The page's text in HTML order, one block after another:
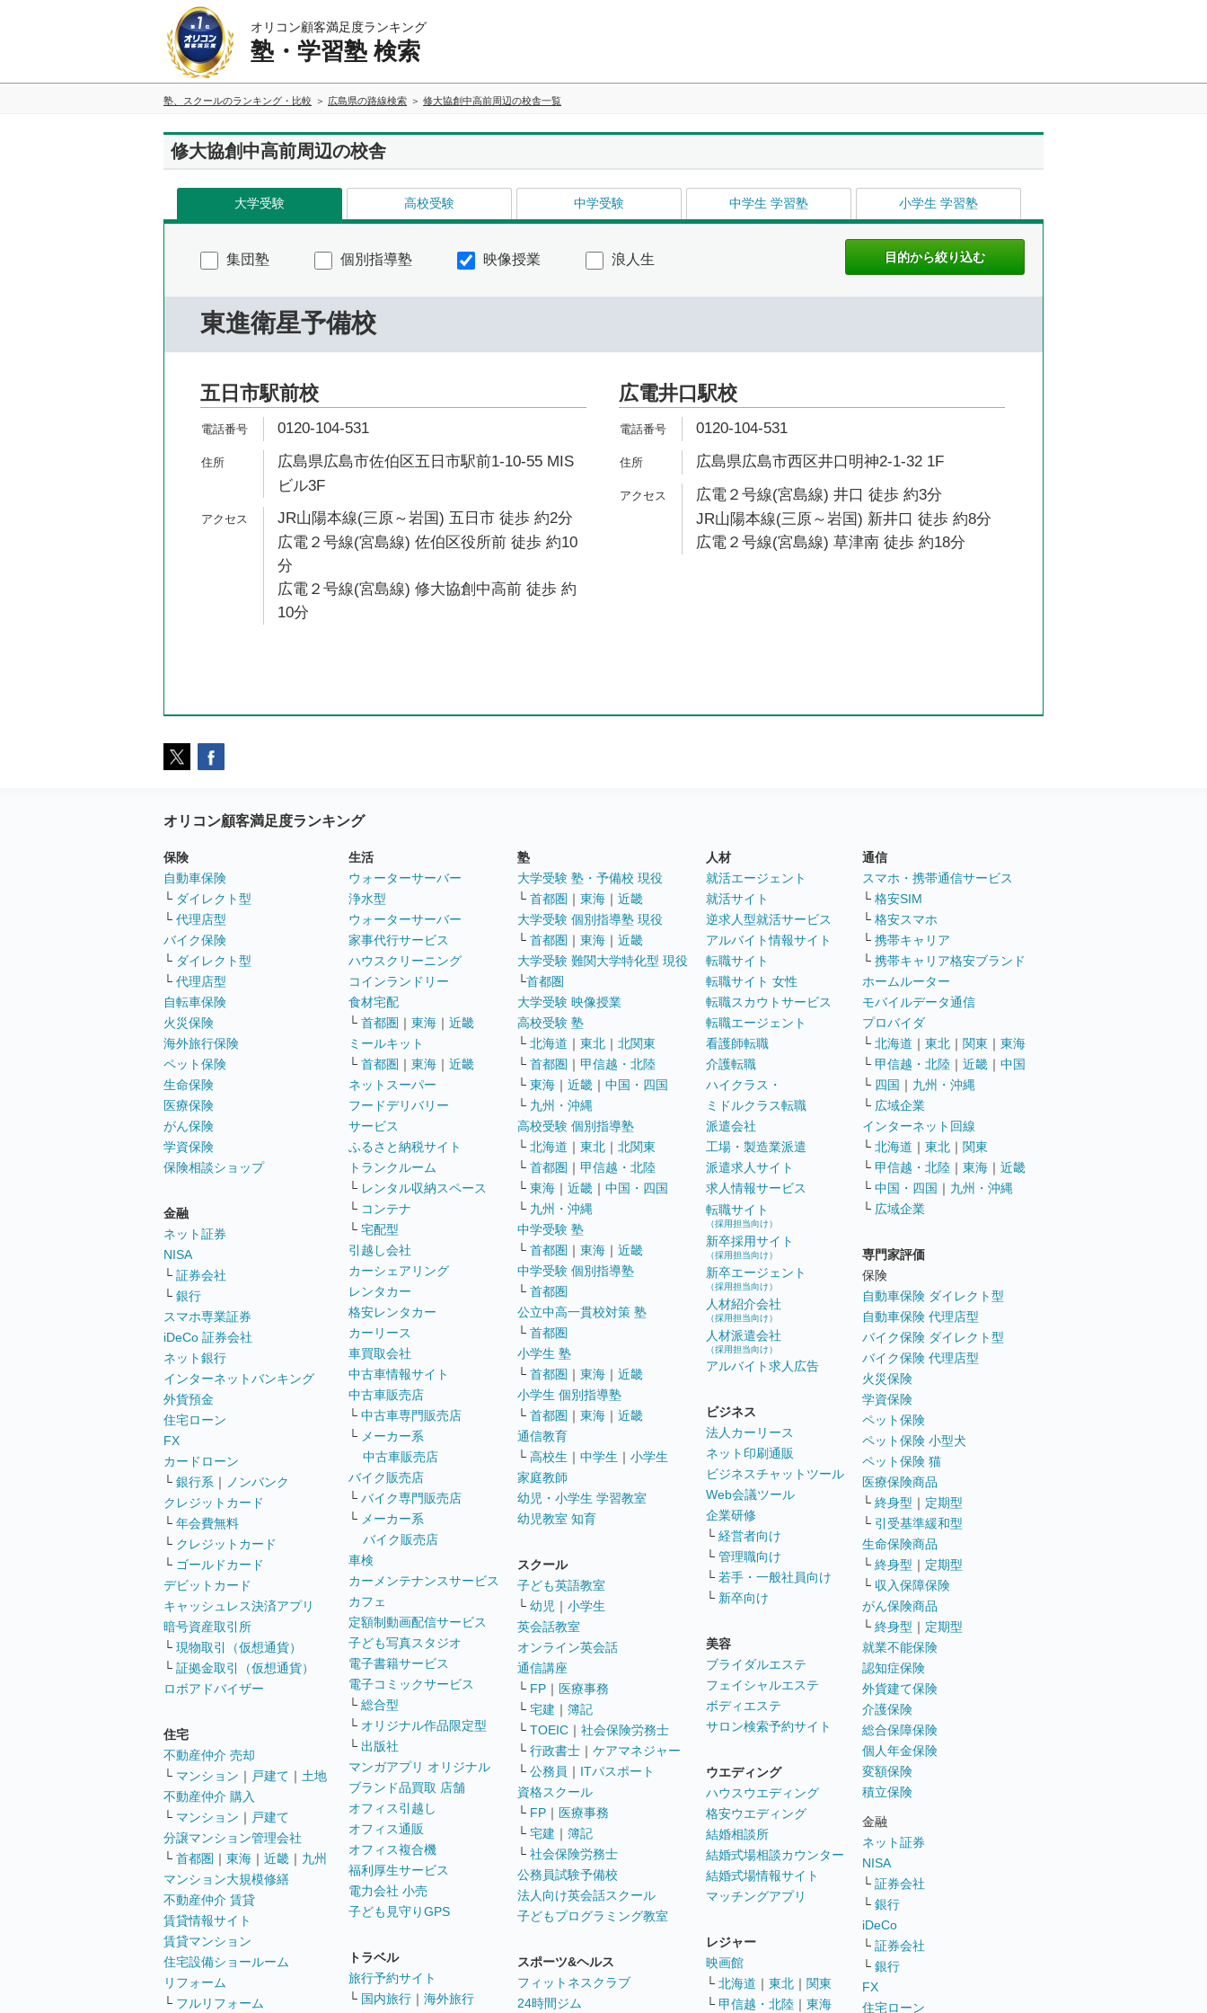
オリコン顧客満足度ランキング
塾・学習塾 検索
塾、スクールのランキング・比較 広島県の路線検索 修大協創中高前周辺の校舎一覧
修大協創中高前周辺の校舎
大学受験 高校受験 中学受験 中学生 学習塾 小学生 学習塾
集団塾 個別指導塾 映像授業 浪人生
東進衛星予備校
五日市駅前校
0120-104-531
広島県広島市佐伯区五日市駅前1-10-55 MIS
ビル3F
JR山陽本線(三原～岩国) 五日市 徒歩 約2分
広電２号線(宮島線) 佐伯区役所前 徒歩 約10
分
広電２号線(宮島線) 修大協創中高前 徒歩 約
10分
広電井口駅校
0120-104-531
広島県広島市西区井口明神2-1-32 1F
広電２号線(宮島線) 井口 徒歩 約3分
JR山陽本線(三原～岩国) 新井口 徒歩 約8分
広電２号線(宮島線) 草津南 徒歩 約18分
オリコン顧客満足度ランキング
保険
自動車保険
└ ダイレクト型
└ 代理店型
バイク保険
└ ダイレクト型
└ 代理店型
自転車保険
火災保険
海外旅行保険
ペット保険
生命保険
医療保険
がん保険
学資保険
保険相談ショップ
金融
ネット証券
NISA
└ 証券会社
└ 銀行
スマホ専業証券
iDeCo 証券会社
ネット銀行
インターネットバンキング
外貨預金
住宅ローン
FX
カードローン
└ 銀行系 ｜
ノンバンク
クレジットカード
└ 年会費無料
└ クレジットカード
└ ゴールドカード
デビットカード
キャッシュレス決済アプリ
暗号資産取引所
└ 現物取引（仮想通貨）
└ 証拠金取引（仮想通貨）
ロボアドバイザー
住宅
不動産仲介 売却
└ マンション ｜ 戸建て ｜ 土地
不動産仲介 購入
└ マンション ｜ 戸建て
分譲マンション管理会社
└ 首都圏 ｜ 東海 ｜ 近畿 ｜ 九州
マンション大規模修繕
不動産仲介 賃貸
賃貸情報サイト
賃貸マンション
住宅設備ショールーム
リフォーム
└ フルリフォーム
生活
ウォーターサーバー
浄水型
ウォーターサーバー
家事代行サービス
ハウスクリーニング
コインランドリー
食材宅配
└ 首都圏 ｜ 東海 ｜ 近畿
ミールキット
└ 首都圏 ｜ 東海 ｜ 近畿
ネットスーパー
フードデリバリー
サービス
ふるさと納税サイト
トランクルーム
└ レンタル収納スペース
└ コンテナ
└ 宅配型
引越し会社
カーシェアリング
レンタカー
格安レンタカー
カーリース
車買取会社
中古車情報サイト
中古車販売店
└ 中古車専門販売店
└ メーカー系
中古車販売店
バイク販売店
└ バイク専門販売店
└ メーカー系
バイク販売店
車検
カーメンテナンスサービス
カフェ
定額制動画配信サービス
子ども写真スタジオ
電子書籍サービス
電子コミックサービス
└ 総合型
└ オリジナル作品限定型
└ 出版社
マンガアプリ オリジナル
ブランド品買取 店舗
オフィス引越し
オフィス通販
オフィス複合機
福利厚生サービス
電力会社 小売
子ども見守りGPS
トラベル
旅行予約サイト
└ 国内旅行 ｜ 海外旅行
塾
大学受験 塾・予備校 現役
└ 首都圏 ｜ 東海 ｜ 近畿
大学受験 個別指導塾 現役
└ 首都圏 ｜ 東海 ｜ 近畿
大学受験 難関大学特化型 現役
└首都圏
大学受験 映像授業
高校受験 塾
└ 北海道 ｜ 東北 ｜ 北関東
└ 首都圏 ｜ 甲信越・北陸
└ 東海 ｜ 近畿 ｜ 中国・四国
└ 九州・沖縄
高校受験 個別指導塾
└ 北海道 ｜ 東北 ｜ 北関東
└ 首都圏 ｜ 甲信越・北陸
└ 東海 ｜ 近畿 ｜ 中国・四国
└ 九州・沖縄
中学受験 塾
└ 首都圏 ｜ 東海 ｜ 近畿
中学受験 個別指導塾
└ 首都圏
公立中高一貫校対策 塾
└ 首都圏
小学生 塾
└ 首都圏 ｜ 東海 ｜ 近畿
小学生 個別指導塾
└ 首都圏 ｜ 東海 ｜ 近畿
通信教育
└ 高校生 ｜ 中学生 ｜ 小学生
家庭教師
幼児・小学生 学習教室
幼児教室 知育
スクール
子ども英語教室
└ 幼児 ｜ 小学生
英会話教室
オンライン英会話
通信講座
└ FP ｜ 医療事務
└ 宅建 ｜ 簿記
└ TOEIC ｜ 社会保険労務士
└ 行政書士 ｜ ケアマネジャー
└ 公務員 ｜ ITパスポート
資格スクール
└ FP ｜ 医療事務
└ 宅建 ｜ 簿記
└ 社会保険労務士
公務員試験予備校
法人向け英会話スクール
子どもプログラミング教室
スポーツ&ヘルス
フィットネスクラブ
24時間ジム
人材
就活エージェント
就活サイト
逆求人型就活サービス
アルバイト情報サイト
転職サイト
転職サイト 女性
転職スカウトサービス
転職エージェント
看護師転職
介護転職
ハイクラス・
ミドルクラス転職
派遣会社
工場・製造業派遣
派遣求人サイト
求人情報サービス
転職サイト
（採用担当向け）
新卒採用サイト
（採用担当向け）
新卒エージェント
（採用担当向け）
人材紹介会社
（採用担当向け）
人材派遣会社
（採用担当向け）
アルバイト求人広告
ビジネス
法人カーリース
ネット印刷通販
ビジネスチャットツール
Web会議ツール
企業研修
└ 経営者向け
└ 管理職向け
└ 若手・一般社員向け
└ 新卒向け
美容
ブライダルエステ
フェイシャルエステ
ボディエステ
サロン検索予約サイト
ウエディング
ハウスウエディング
格安ウエディング
結婚相談所
結婚式場相談カウンター
結婚式場情報サイト
マッチングアプリ
レジャー
映画館
└ 北海道 ｜ 東北 ｜ 関東
└ 甲信越・北陸 ｜ 東海
通信
スマホ・携帯通信サービス
└ 格安SIM
└ 格安スマホ
└ 携帯キャリア
└ 携帯キャリア格安ブランド
ホームルーター
モバイルデータ通信
プロバイダ
└ 北海道 ｜ 東北 ｜ 関東 ｜ 東海
└ 甲信越・北陸 ｜ 近畿 ｜ 中国
└ 四国 ｜ 九州・沖縄
└ 広域企業
インターネット回線
└ 北海道 ｜ 東北 ｜ 関東
└ 甲信越・北陸 ｜ 東海 ｜ 近畿
└ 中国・四国 ｜ 九州・沖縄
└ 広域企業
専門家評価
保険
自動車保険 ダイレクト型
自動車保険 代理店型
バイク保険 ダイレクト型
バイク保険 代理店型
火災保険
学資保険
ペット保険
ペット保険 小型犬
ペット保険 猫
医療保険商品
└ 終身型 ｜ 定期型
└ 引受基準緩和型
生命保険商品
└ 終身型 ｜ 定期型
└ 収入保障保険
がん保険商品
└ 終身型 ｜ 定期型
就業不能保険
認知症保険
外貨建て保険
介護保険
総合保障保険
個人年金保険
変額保険
積立保険
金融
ネット証券
NISA
└ 証券会社
└ 銀行
iDeCo
└ 証券会社
└ 銀行
FX
住宅ローン